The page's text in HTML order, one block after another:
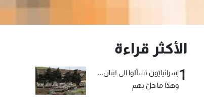
الأكثر قراءة
1إسرائيليّون تسلّلوا الى لبنان...
وهذا ما حلّ بهم